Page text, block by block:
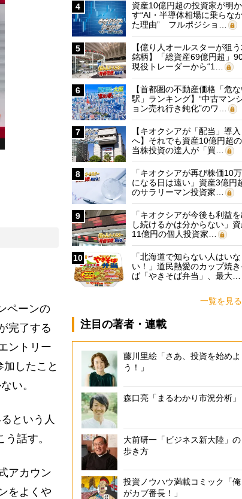
ペーンの
完了する
ントリー
したこと
い。
という人
話す。
アカウン
をよくや
4
資産10億円超の投資家が明か
す“AI・半導体相場に乗らな
た理由” フルポジショ…
5
【億り人オールスターが狙
銘柄】「総資産69億円超」
現役トレーダーから“1…
6
【首都圏の不動産価格「危
駅」ランキング】“中古マン
ョン売れ行き鈍化”のワ…
7
【キオクシアが「配当」導入
へ】それでも資産10億円超
当株投資の達人が「買…
8
「キオクシアが再び株価10
になる日は遠い」資産3億円
のサラリーマン投資家…
9
「キオクシアが今後も利益を
し続けるかは分からない」
11億円の個人投資家…
10
「北海道で知らない人はいな
い！」道民熱愛のカップ焼き
ば「やきそば弁当」、最大…
一覧を見る
注目の著者・連載
藤川里絵「さあ、投資を始めよ
う！」
森口亮「まるわかり市況分析」
大前研一「ビジネス新大陸」の
歩き方
投資ノウハウ満載コミック「俺
がカブ番長！」